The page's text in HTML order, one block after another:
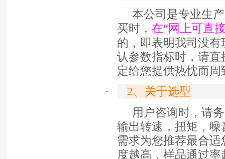
本公司是专业生
买时， 在“网上可直
的，即表明我司没
认参数指标时，请
定给您提供热忱而周
·
2、关于选型
用户咨询时，请
输出转速，扭矩，
需求为您推荐最合
度越高，样品通过率